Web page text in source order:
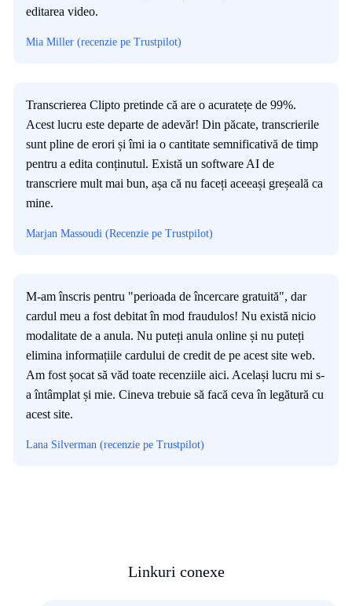
editarea video.
Mia Miller (recenzie pe Trustpilot)
Transcrierea Clipto pretinde că are o acuratețe de 99%.
Acest lucru este departe de adevăr! Din păcate, transcrierile
sunt pline de erori și îmi ia o cantitate semnificativă de timp
pentru a edita conținutul. Există un software AI de
transcriere mult mai bun, așa că nu faceți aceeași greșeală ca
mine.
Marjan Massoudi (Recenzie pe Trustpilot)
M-am înscris pentru "perioada de încercare gratuită", dar
cardul meu a fost debitat în mod fraudulos! Nu există nicio
modalitate de a anula. Nu puteți anula online și nu puteți
elimina informațiile cardului de credit de pe acest site web.
Am fost șocat să văd toate recenziile aici. Același lucru mi s-
a întâmplat și mie. Cineva trebuie să facă ceva în legătură cu
acest site.
Lana Silverman (recenzie pe Trustpilot)
Linkuri conexe